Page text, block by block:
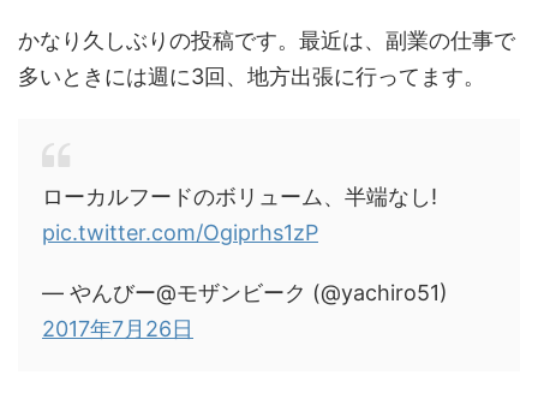
かなり久しぶりの投稿です。最近は、副業の仕事で
多いときには週に3回、地方出張に行ってます。
ローカルフードのボリューム、半端なし!
pic.twitter.com/Ogiprhs1zP
— やんびー@モザンビーク (@yachiro51)
2017年7月26日